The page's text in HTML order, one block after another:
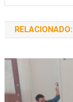
RELACIONADO: